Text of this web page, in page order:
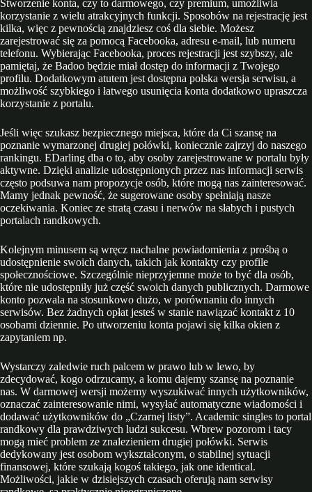
Stworzenie konta, czy to darmowego, czy premium, umożliwia
korzystanie z wielu atrakcyjnych funkcji. Sposobów na rejestrację jest
kilka, więc z pewnością znajdziesz coś dla siebie. Możesz
zarejestrować się za pomocą Facebooka, adresu e-mail, lub numeru
telefonu. Wybierając Facebooka, proces rejestracji jest szybszy, ale
pamiętaj, że Badoo będzie miał dostęp do informacji z Twojego
profilu. Dodatkowym atutem jest dostępna polska wersja serwisu, a
możliwość szybkiego i łatwego usunięcia konta dodatkowo upraszcza
korzystanie z portalu.
Jeśli więc szukasz bezpiecznego miejsca, które da Ci szansę na
poznanie wymarzonej drugiej połówki, koniecznie zajrzyj do naszego
rankingu. EDarling dba o to, aby osoby zarejestrowane w portalu były
aktywne. Dzięki analizie udostępnionych przez nas informacji serwis
często podsuwa nam propozycje osób, które mogą nas zainteresować.
Mamy jednak pewność, że sugerowane osoby spełniają nasze
oczekiwania. Koniec ze stratą czasu i nerwów na słabych i pustych
portalach randkowych.
Kolejnym minusem są wręcz nachalne powiadomienia z prośbą o
udostępnienie swoich danych, takich jak kontakty czy profile
społecznościowe. Szczególnie nieprzyjemne może to być dla osób,
które nie udostępniły już część swoich danych publicznych. Darmowe
konto pozwala na stosunkowo dużo, w porównaniu do innych
serwisów. Bez żadnych opłat jesteś w stanie nawiązać kontakt z 10
osobami dziennie. Po utworzeniu konta pojawi się kilka okien z
zapytaniem np.
Wystarczy zaledwie ruch palcem w prawo lub w lewo, by
zdecydować, kogo odrzucamy, a komu dajemy szansę na poznanie
nas. W darmowej wersji możemy wyszukiwać innych użytkowników,
oznaczać zainteresowanie nimi, wysyłać automatyczne wiadomości i
dodawać użytkowników do „Czarnej listy”. Academic singles to portal
randkowy dla prawdziwych ludzi sukcesu. Wbrew pozorom i tacy
mogą mieć problem ze znalezieniem drugiej połówki. Serwis
dedykowany jest osobom wykształconym, o stabilnej sytuacji
finansowej, które szukają kogoś takiego, jak one identical.
Możliwości, jakie w dzisiejszych czasach oferują nam serwisy